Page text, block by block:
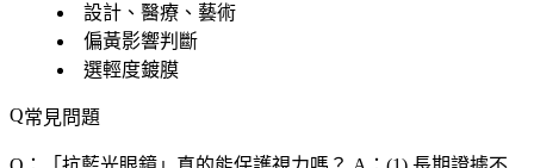
設計、醫療、藝術
偏黃影響判斷
選輕度鍍膜
常見問題